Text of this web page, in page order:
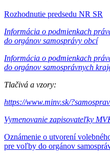
Rozhodnutie predsedu NR SR
Informácia o podmienkach
do orgánov samosprávy obcí
Informácia o podmienkach
do orgánov samosprávnych
Tlačivá a vzory:
https://www.minv.sk/
Vymenovanie zapisovateľky
Oznámenie o utvorení
pre voľby do orgánov